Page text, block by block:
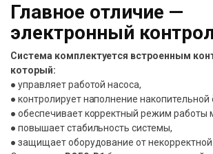
Главное отличие —
электронный
Система комплектуется встроенным
который:
● управляет работой насоса,
● контролирует наполнение накопительной
● обеспечивает корректный режим работы
● повышает стабильность системы,
● защищает оборудование от некорректной